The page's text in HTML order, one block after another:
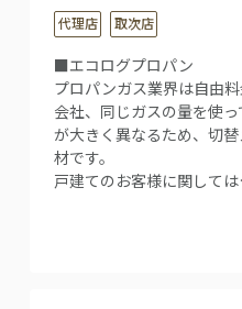
代理店 取次店
■エコログプロパン
プロパンガス業界は自由
会社、同じガスの量を使
が大きく異なるため、切
材です。
戸建てのお客様に関して